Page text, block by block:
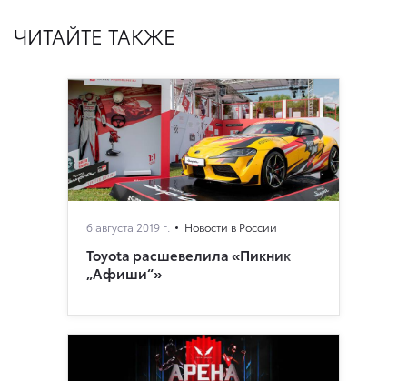
ЧИТАЙТЕ ТАКЖЕ
6 августа 2019 г. Новости в России
Toyota расшевелила «Пикник
„Афиши“»